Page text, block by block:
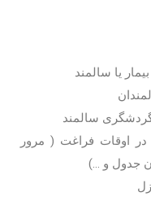
یا سالمند
سالمند
در اوقات فراغت ( مرور
جدول و …)